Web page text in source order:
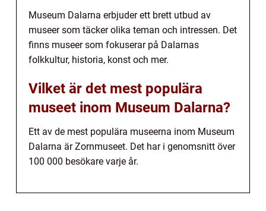
Museum Dalarna erbjuder ett brett utbud av
museer som täcker olika teman och intressen. Det
finns museer som fokuserar på Dalarnas
folkkultur, historia, konst och mer.
Vilket är det mest populära
museet inom Museum Dalarna?
Ett av de mest populära museerna inom Museum
Dalarna är Zornmuseet. Det har i genomsnitt över
100 000 besökare varje år.